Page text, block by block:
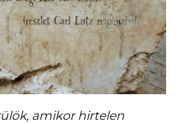
amikor hirtelen